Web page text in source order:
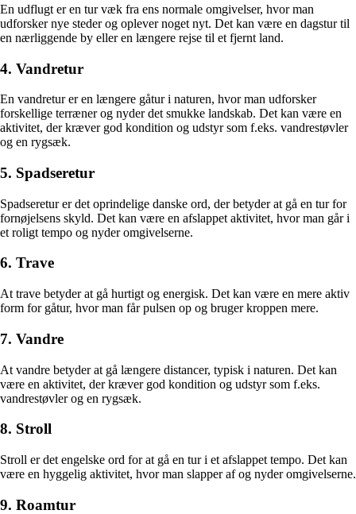
En udflugt er en tur væk fra ens normale omgivelser, hvor man
udforsker nye steder og oplever noget nyt. Det kan være en dagstur til
en nærliggende by eller en længere rejse til et fjernt land.
4. Vandretur
En vandretur er en længere gåtur i naturen, hvor man udforsker
forskellige terræner og nyder det smukke landskab. Det kan være en
aktivitet, der kræver god kondition og udstyr som f.eks. vandrestøvler
og en rygsæk.
5. Spadseretur
Spadseretur er det oprindelige danske ord, der betyder at gå en tur for
fornøjelsens skyld. Det kan være en afslappet aktivitet, hvor man går i
et roligt tempo og nyder omgivelserne.
6. Trave
At trave betyder at gå hurtigt og energisk. Det kan være en mere aktiv
form for gåtur, hvor man får pulsen op og bruger kroppen mere.
7. Vandre
At vandre betyder at gå længere distancer, typisk i naturen. Det kan
være en aktivitet, der kræver god kondition og udstyr som f.eks.
vandrestøvler og en rygsæk.
8. Stroll
Stroll er det engelske ord for at gå en tur i et afslappet tempo. Det kan
være en hyggelig aktivitet, hvor man slapper af og nyder omgivelserne.
9. Roamtur